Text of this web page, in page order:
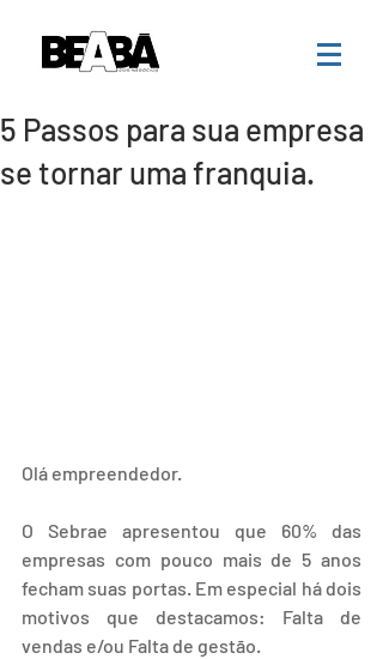
5 Passos para sua empresa
se tornar uma franquia.
Olá empreendedor.
O Sebrae apresentou que 60% das
empresas com pouco mais de 5 anos
fecham suas portas. Em especial há dois
motivos que destacamos: Falta de
vendas e/ou Falta de gestão.